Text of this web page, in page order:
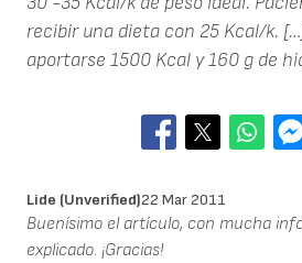
recibir una dieta con 25 Kcal/k.
aportarse 1500 Kcal y 160 g de
Lide (unverified)22 Mar 2011
Buenísimo el artículo, con mucha
explicado. ¡Gracias!